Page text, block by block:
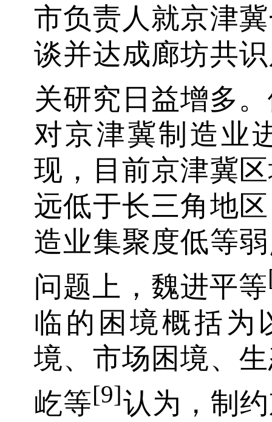
市负责人就京津
谈并达成廊坊共
关研究日益增多
对京津冀制造业
现，目前京津冀
远低于长三角地
造业集聚度低等
问题上，魏进平等
临的困境概括为
境、市场困境、
屹等[9]认为，制